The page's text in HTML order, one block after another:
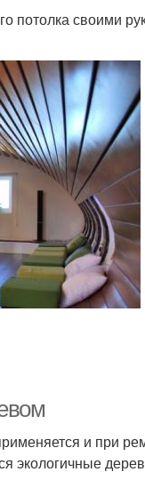
потолка своими
и при
экологичные